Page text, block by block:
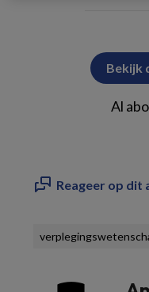
Bekijk
Al
Reageer op dit